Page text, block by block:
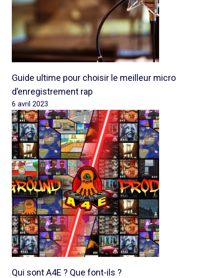
Guide ultime pour choisir le meilleur micro
d’enregistrement rap
6 avril 2023
Qui sont A4E ? Que font-ils ?